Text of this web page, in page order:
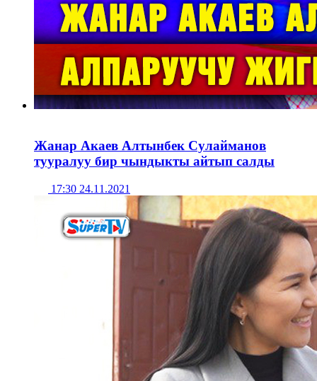
Жанар Акаев Алтынбек Сулайманов
тууралуу бир чындыкты айтып салды
17:30 24.11.2021